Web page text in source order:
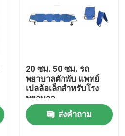
20 ซม. 50 ซม. รถ
พยาบาลตักพับ แพทย์
เปลล้อเล็กสำหรับโรง
พยาบาล
ส่งคำถาม